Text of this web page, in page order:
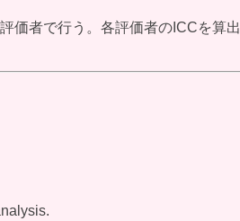
価者で行う。各評価者のICCを算